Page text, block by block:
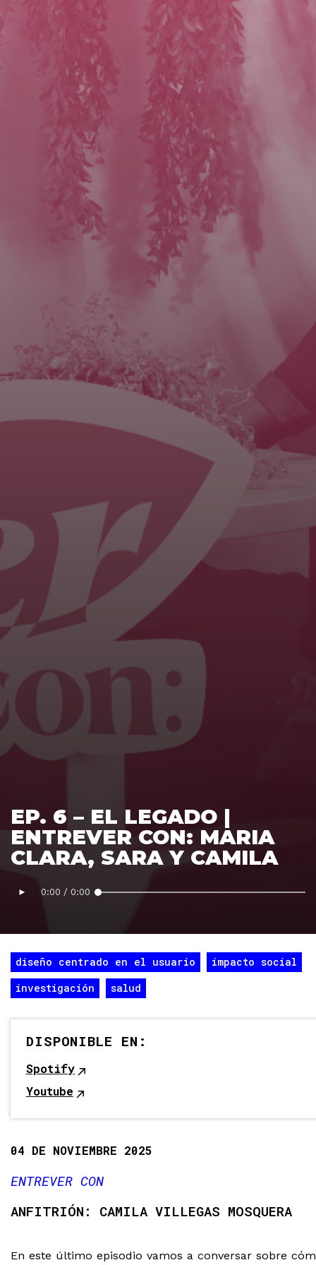
EP. 6 – EL LEGADO |
ENTREVER CON: MARIA
CLARA, SARA Y CAMILA
► 0:00 / 0:00
diseño centrado en el usuario
impacto social
investigación
salud
DISPONIBLE EN:
Spotify
Youtube
04 DE NOVIEMBRE 2025
ENTREVER CON
CAMILA VILLEGAS MOSQUERA
En este último episodio vamos a conversar sobre